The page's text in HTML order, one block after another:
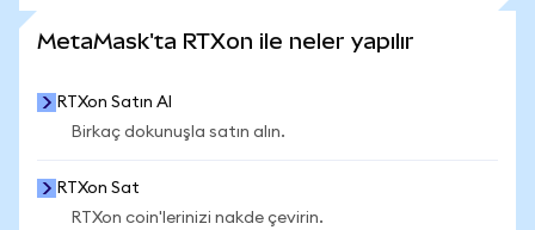
MetaMask'ta RTXon ile neler yapılır
RTXon Satın Al
Birkaç dokunuşla satın alın.
RTXon Sat
RTXon coin'lerinizi nakde çevirin.